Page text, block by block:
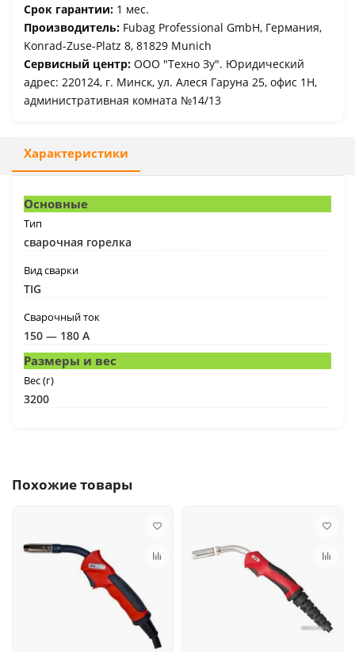
Срок гарантии: 1 мес.
Производитель: Fubag Professional GmbH, Германия,
Konrad-Zuse-Platz 8, 81829 Munich
Сервисный центр: ООО "Техно Зу". Юридический
адрес: 220124, г. Минск, ул. Алеся Гаруна 25, офис 1Н,
административная комната №14/13
Характеристики
Основные
Тип
сварочная горелка
Вид сварки
TIG
Сварочный ток
150 — 180 А
Размеры и вес
Вес (г)
3200
Похожие товары